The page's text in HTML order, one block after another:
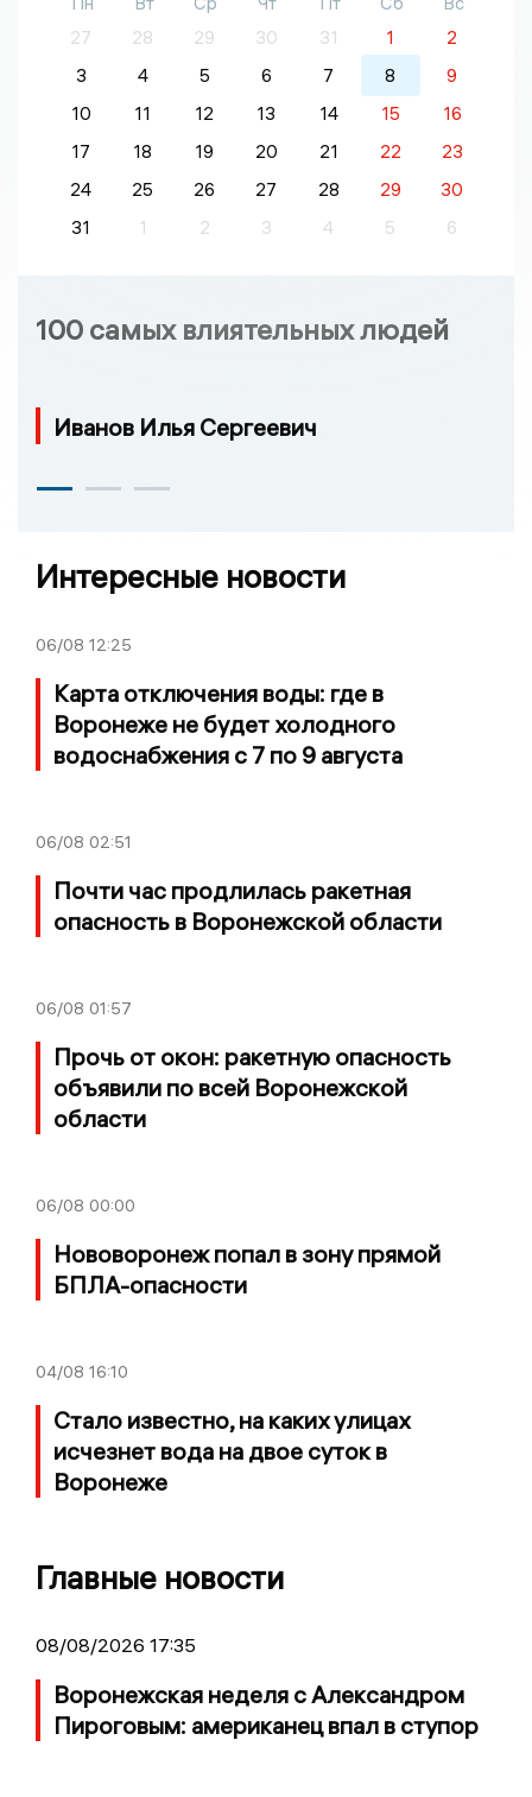
27
28 29 30 31 1
2
3
4 5 6 7 8
9
10
11 12 13 14 15
16
17
18 19 20 21 22
23
24
25 26 27 28 29
30
31
1 2 3 4 5 6
100 самых влиятельных людей
Иванов Илья Сергеевич
Интересные новости
06/08 12:25
Карта отключения воды: где в
Воронеже не будет холодного
водоснабжения с 7 по 9 августа
06/08 02:51
Почти час продлилась ракетная
опасность в Воронежской области
06/08 01:57
Прочь от окон: ракетную опасность
объявили по всей Воронежской
области
06/08 00:00
Нововоронеж попал в зону прямой
БПЛА-опасности
04/08 16:10
Стало известно, на каких улицах
исчезнет вода на двое суток в
Воронеже
Главные новости
08/08/2026 17:35
Воронежская неделя с Александром
Пироговым: американец впал в ступор